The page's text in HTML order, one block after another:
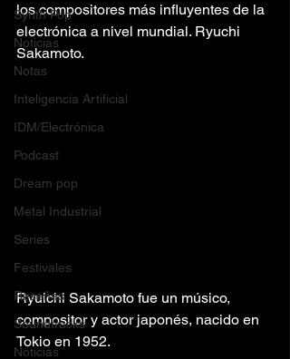
Synth Pop
Noticias
Notas
Inteligencia Artificial
IDM/Electrónica
Podcast
Dream pop
Metal Industrial
Series
Festivales
Reseñas
Soundtracks
Noticias
los compositores más influyentes de la
electrónica a nivel mundial. Ryuchi
Sakamoto.
Ryuichi Sakamoto fue un músico,
compositor y actor japonés, nacido en
Tokio en 1952.